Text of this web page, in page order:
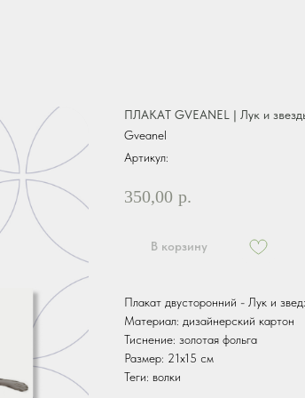
ПЛАКАТ GVEANEL | Лук и
Gveanel
Артикул:
350,00 р.
В корзину
Плакат двусторонний - Лук и
Материал: дизайнерский картон
Тиснение: золотая фольга
Размер: 21х15 см
Теги: волки